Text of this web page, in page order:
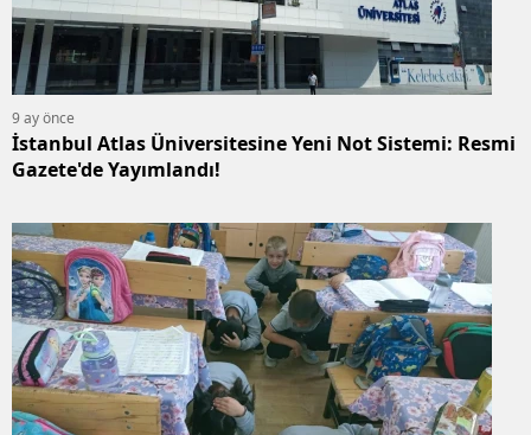
9 ay önce
İstanbul Atlas Üniversitesine Yeni Not Sistemi: Resmi
Gazete'de Yayımlandı!